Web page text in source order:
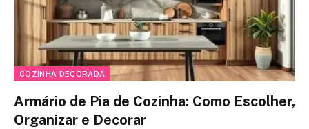
COZINHA DECORADA
Armário de Pia de Cozinha: Como Escolher,
Organizar e Decorar